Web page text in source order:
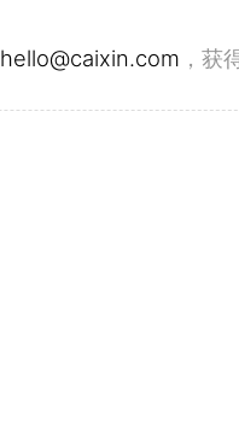
hello@caixin.com ，获